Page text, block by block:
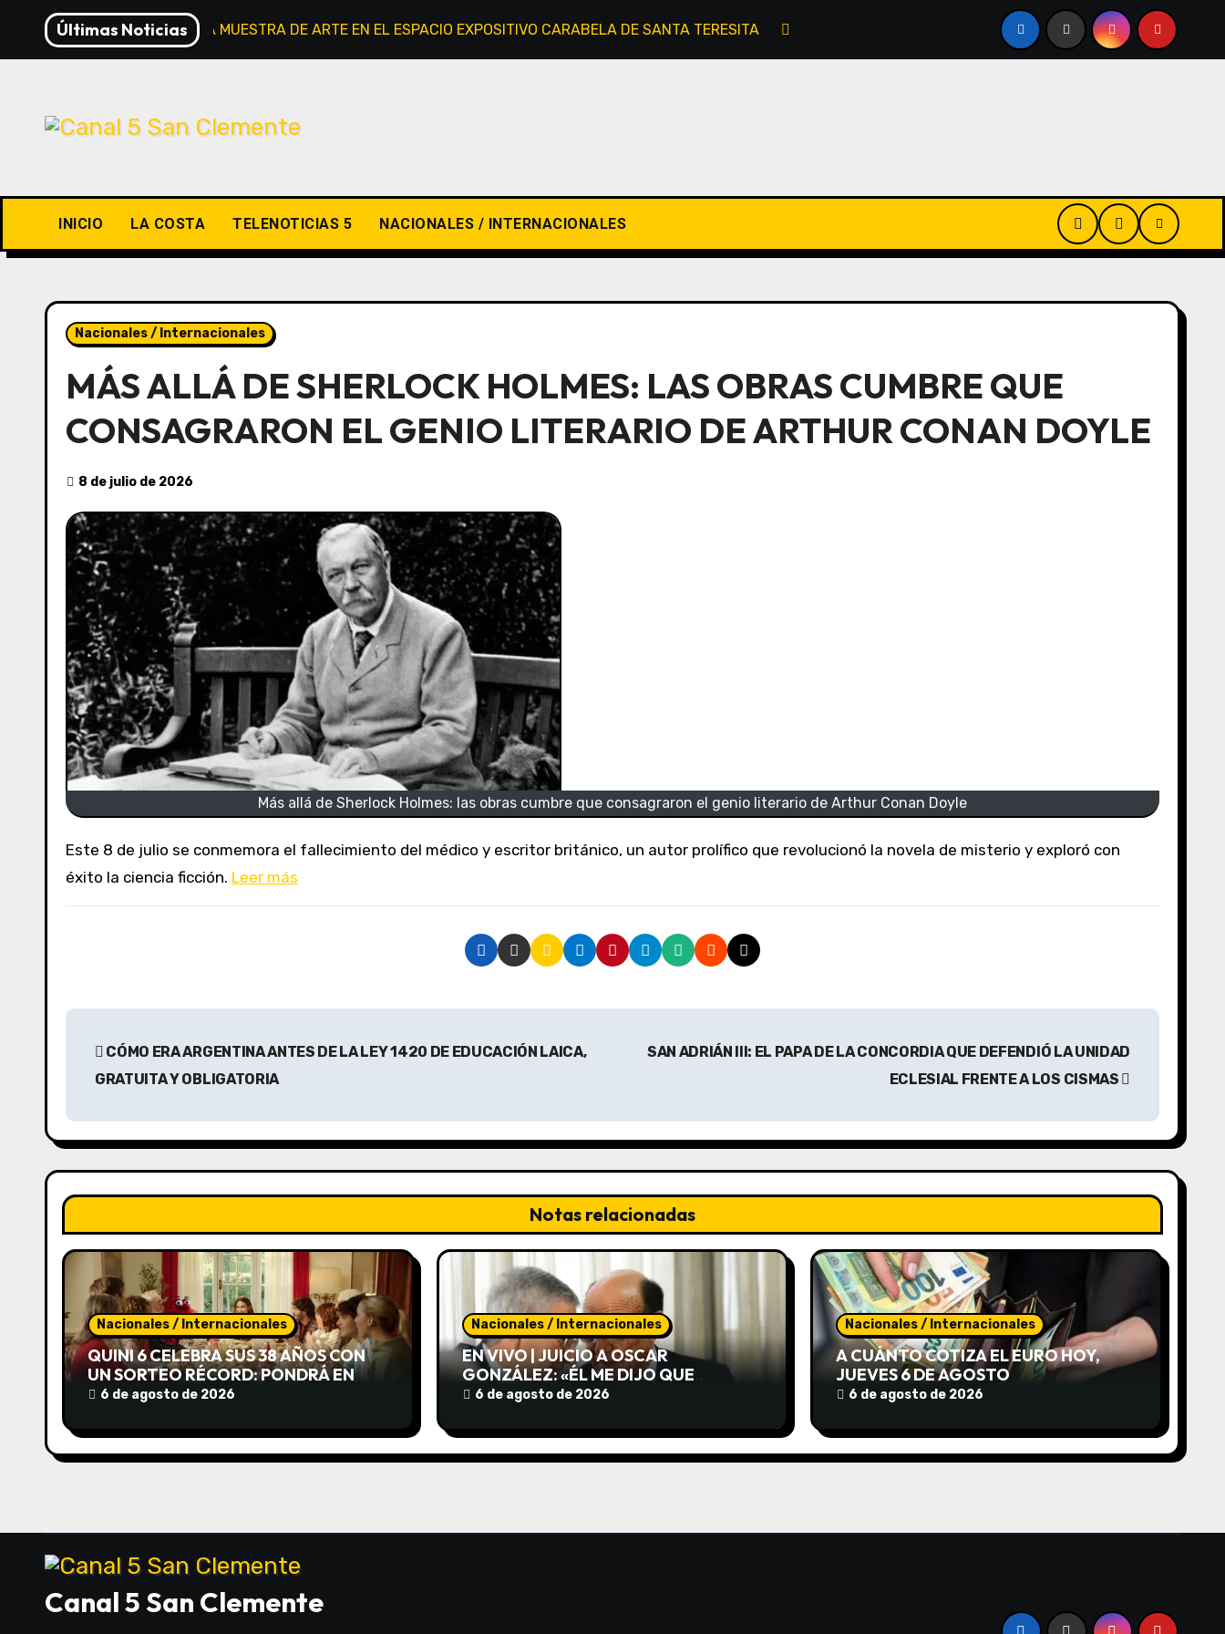
contenido
Últimas Noticias
INAUGURAN NUEVA MUESTRA DE ARTE EN EL ESPACIO EXPOSITIVO CARABELA DE SANTA TERESITA EN VIVO | JUICIO A OSCAR GONZÁLEZ: «ÉL ME DIJO QUE
INICIO LA COSTA TELENOTICIAS 5 NACIONALES / INTERNACIONALES
Nacionales / Internacionales
MÁS ALLÁ DE SHERLOCK HOLMES: LAS OBRAS CUMBRE QUE
CONSAGRARON EL GENIO LITERARIO DE ARTHUR CONAN DOYLE
8 de julio de 2026
Más allá de Sherlock Holmes: las obras cumbre que consagraron el genio literario de Arthur Conan Doyle
Este 8 de julio se conmemora el fallecimiento del médico y escritor británico, un autor prolífico que revolucionó la novela de misterio y exploró con
éxito la ciencia ficción. Leer más
N
e
g
a
c
ó
n
e
e
t
r
a
CÓMO ERA ARGENTINA ANTES DE LA LEY 1420 DE EDUCACIÓN LAICA,
GRATUITA Y OBLIGATORIA
SAN ADRIÁN III: EL PAPA DE LA CONCORDIA QUE DEFENDIÓ LA UNIDAD
ECLESIAL FRENTE A LOS CISMAS
Notas relacionadas
Nacionales / Internacionales
QUINI 6 CELEBRA SUS 38 AÑOS CON
UN SORTEO RÉCORD: PONDRÁ EN
JUEGO UN POZO ESTIMADO DE
SALE DE USD 3 MILLONES
6 de agosto de 2026
Nacionales / Internacionales
EN VIVO | JUICIO A OSCAR
GONZÁLEZ: «ÉL ME DIJO QUE
ATENDIERAN A LAS PERSONAS DEL
6 de agosto de 2026
Nacionales / Internacionales
A CUÁNTO COTIZA EL EURO HOY,
JUEVES 6 DE AGOSTO
6 de agosto de 2026
Canal 5 San Clemente